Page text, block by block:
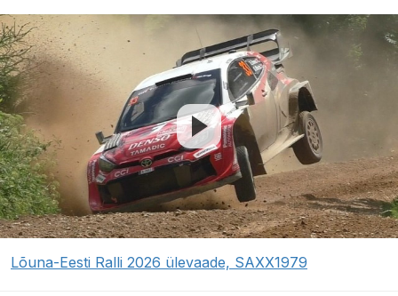
Lõuna-Eesti Ralli 2026 ülevaade, SAXX1979